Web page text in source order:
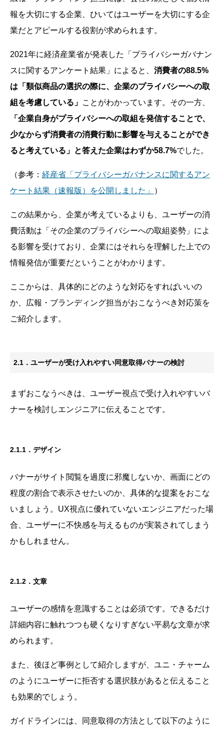
報を大切にする企業、ひいてはユーザーを大切にする企
業だとアピールする役割が求められます。
2021年に経済産業省が発表した「プライバシーガバナン
スに関するアンケート結果」によると、 消費者の88.5%
は「類似商品の選択の際に、企業のプライバシーへの取
組を考慮している」 ことがわかっています。その一方、
「企業自身がプライバシーへの取組を発信することで、
少なからず消費者の消費行動に影響を与えることができ
ると考えている」と答えた企業はわずか58.7%でした。
（参考： 経産省「プライバシーガバナンスに関するアン
ケート結果（速報版）を公開しました」
）
この結果から、企業が考えているよりも、ユーザーの消
費活動は「その企業のプライバシーへの取組姿勢」によ
る影響を受けており、企業にはそれらを理解した上での
情報発信が重要だということがわかります。
ここからは、具体的にどのような対応をすればいいの
か、広報・ブランディング担当がおこなうべき対応策を
ご紹介します。
2.1．ユーザーが受け入れやすい同意取得バナーの検討
まずおこなうべきは、ユーザー視点で受け入れやすいバ
ナーを検討しエンジニアに伝えることです。
2.1.1．デザイン
バナーがサイト閲覧を過度に邪魔しないか、画面にどの
程度の割合で表示させたいのか、具体的な提案をおこな
いましょう。UX視点に優れていないエンジニアだった場
合、ユーザーに不快感を与えるものが実装されてしまう
かもしれません。
2.1.2．文章
ユーザーの感情を意識することは必須です。できるだけ
詳細内容に触れつつも硬くなりすぎない平易な文章が求
められます。
また、後ほど事例として紹介しますが、ユニ・チャーム
のようにユーザーに拒否する選択肢があると伝えること
も効果的でしょう。
ガイドラインには、同意取得の方法として以下のように